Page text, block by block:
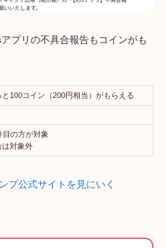
プリの不具合報告もコインがも
100コイン（200円相当）がもらえる
目の方が対象
は対象外
プ公式サイトを見にいく